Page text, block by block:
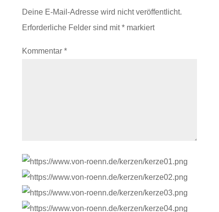
Deine E-Mail-Adresse wird nicht veröffentlicht.
Erforderliche Felder sind mit*markiert
Kommentar *